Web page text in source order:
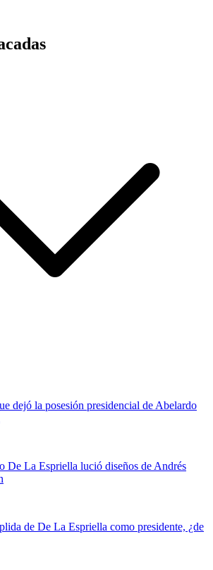
dejó la posesión presidencial de Abelardo
De La Espriella lució diseños de Andrés
de De La Espriella como presidente, ¿de